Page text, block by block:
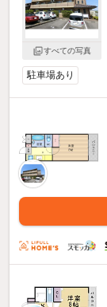
すべての写真
駐車場あり